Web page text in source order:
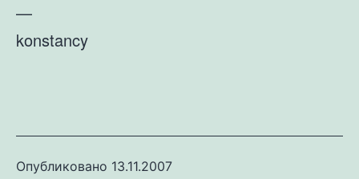
—
konstancy
Опубликовано 13.11.2007